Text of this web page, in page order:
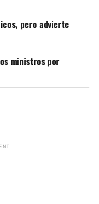
pero advierte
ministros por